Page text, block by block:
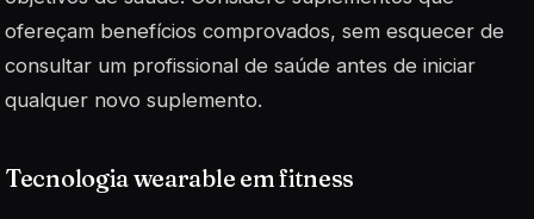
ofereçam benefícios comprovados, sem esquecer de
consultar um profissional de saúde antes de iniciar
qualquer novo suplemento.
Tecnologia wearable em fitness